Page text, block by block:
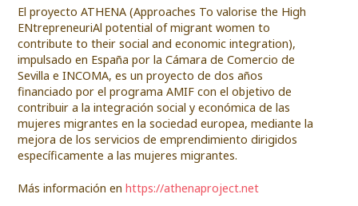
El proyecto ATHENA (Approaches To valorise the High
ENtrepreneuriAl potential of migrant women to
contribute to their social and economic integration),
impulsado en España por la Cámara de Comercio de
Sevilla e INCOMA, es un proyecto de dos años
financiado por el programa AMIF con el objetivo de
contribuir a la integración social y económica de las
mujeres migrantes en la sociedad europea, mediante la
mejora de los servicios de emprendimiento dirigidos
específicamente a las mujeres migrantes.
Más información enhttps://athenaproject.net